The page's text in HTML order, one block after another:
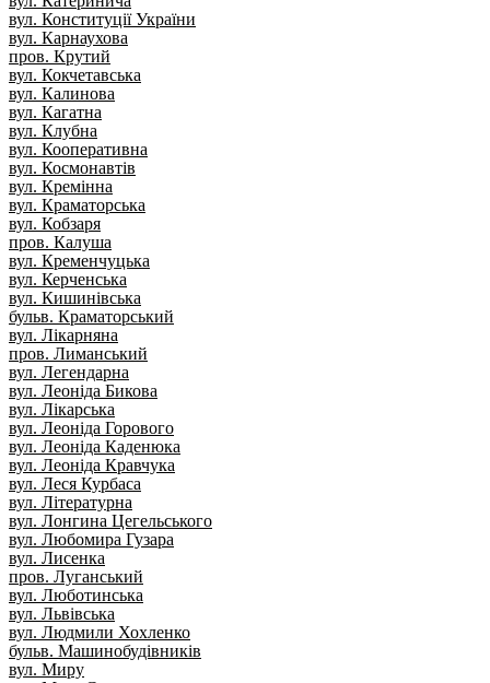
вул. Конституції України
вул. Карнаухова
пров. Крутий
вул. Кокчетавська
вул. Калинова
вул. Кагатна
вул. Клубна
вул. Кооперативна
вул. Космонавтів
вул. Кремінна
вул. Краматорська
вул. Кобзаря
пров. Калуша
вул. Кременчуцька
вул. Керченська
вул. Кишинівська
бульв. Краматорський
вул. Лікарняна
пров. Лиманський
вул. Легендарна
вул. Леоніда Бикова
вул. Лікарська
вул. Леоніда Горового
вул. Леоніда Каденюка
вул. Леоніда Кравчука
вул. Леся Курбаса
вул. Літературна
вул. Лонгина Цегельського
вул. Любомира Гузара
вул. Лисенка
пров. Луганський
вул. Люботинська
вул. Львівська
вул. Людмили Хохленко
бульв. Машинобудівників
вул. Миру